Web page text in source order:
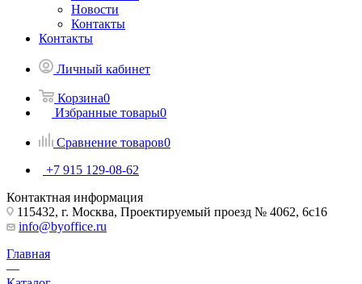
Новости
Контакты
Контакты
Личный кабинет
Корзина0
Избранные товары0
Сравнение товаров0
+7 915 129-08-62
Контактная информация
115432, г. Москва, Проектируемый проезд № 4062, 6с16
info@byoffice.ru
Главная
—